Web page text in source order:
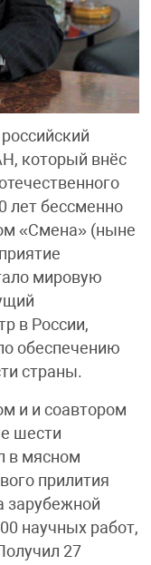
который внёс
лет бессменно
«Смена» (ныне
мировую
в России,
обеспечению
страны.
и и соавтором
шести
в мясном
прилития
зарубежной
научных работ,
27